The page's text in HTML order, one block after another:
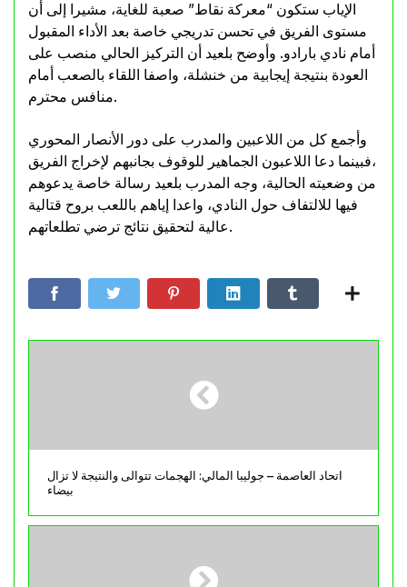
الإياب ستكون “معركة نقاط” صعبة للغاية، مشيرا إلى أن
مستوى الفريق في تحسن تدريجي خاصة بعد الأداء المقبول
أمام نادي بارادو. وأوضح بلعيد أن التركيز الحالي منصب على
العودة بنتيجة إيجابية من خنشلة، واصفا اللقاء بالصعب أمام
منافس محترم.
وأجمع كل من اللاعبين والمدرب على دور الأنصار المحوري
،فبينما دعا اللاعبون الجماهير للوقوف بجانبهم لإخراج الفريق
من وضعيته الحالية، وجه المدرب بلعيد رسالة خاصة يدعوهم
فيها للالتفاف حول النادي، واعدا إياهم باللعب بروح قتالية
عالية لتحقيق نتائج ترضي تطلعاتهم.
اتحاد العاصمة – جوليبا المالي: الهجمات تتوالى والنتيجة لا تزال
بيضاء